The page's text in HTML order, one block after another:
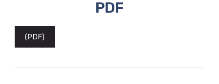
PDF
(PDF)